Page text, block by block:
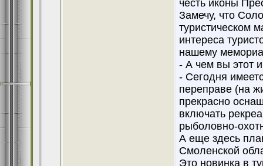
честь иконы
Замечу, что
туристическом
интереса
нашему
- А чем вы этот
- Сегодня
переправе (на
прекрасно
включать
рыболовно-
А еще здесь
Смоленской
Это новинка в